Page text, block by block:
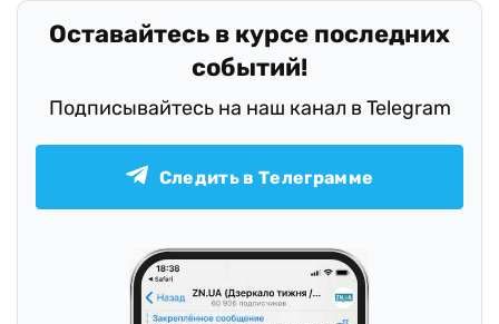
Оставайтесь в курсе последних
событий!
Подписывайтесь на наш канал в Telegram
Следить в Телеграмме